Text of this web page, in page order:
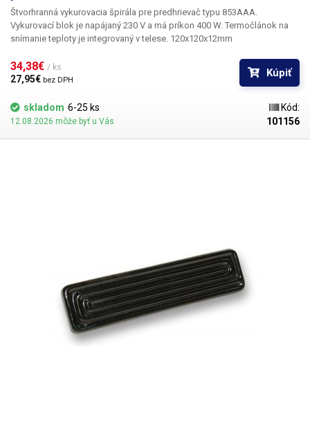
Štvorhranná vykurovacia špirála pre predhrievač typu 853AAA.
Vykurovací blok je napájaný 230 V a má príkon 400 W. Termočlánok na
snímanie teploty je integrovaný v telese. 120x120x12mm
34,38€ / ks
27,95€ bez DPH
Kúpiť
skladom 6-25 ks
12.08.2026 môže byť u Vás
Kód:
101156